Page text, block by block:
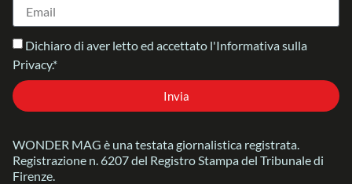
Dichiaro di aver letto ed accettato l'Informativa sulla
Privacy.*
Invia
WONDER MAG è una testata giornalistica registrata.
Registrazione n. 6207 del Registro Stampa del Tribunale di
Firenze.